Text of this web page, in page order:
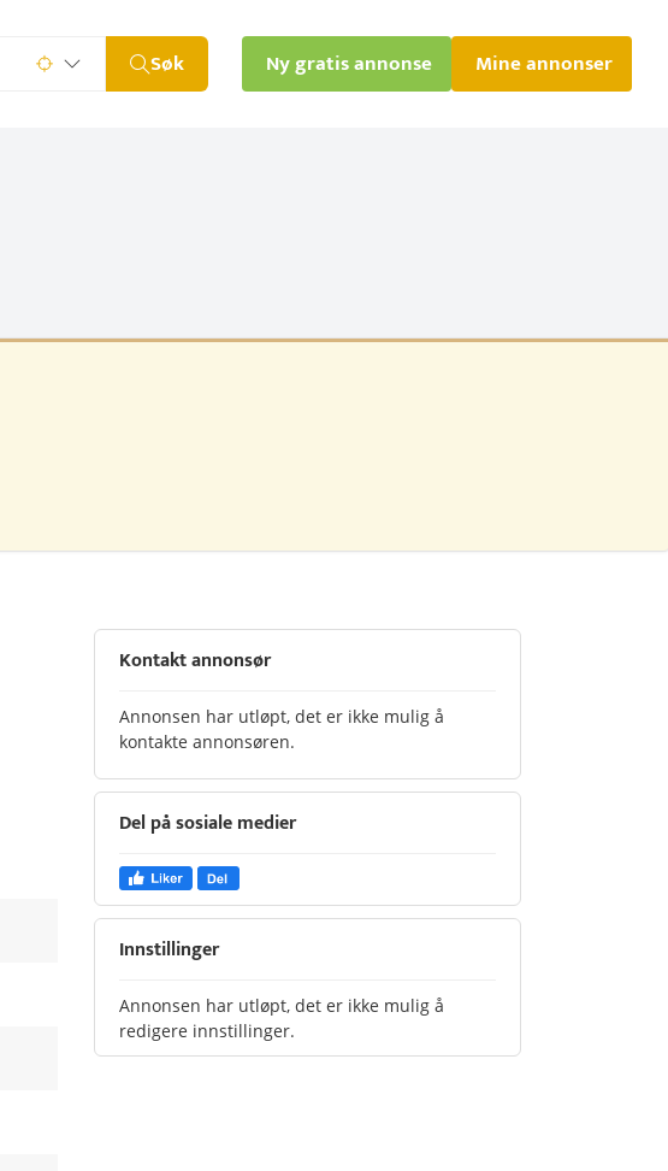
Søk Ny gratis annonse Mine annonser
Kontakt annonsør
Annonsen har utløpt, det er ikke mulig å
kontakte annonsøren.
Del på sosiale medier
Innstillinger
Annonsen har utløpt, det er ikke mulig å
redigere innstillinger.